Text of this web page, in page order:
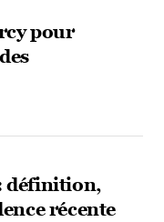
pour
définition,
récente